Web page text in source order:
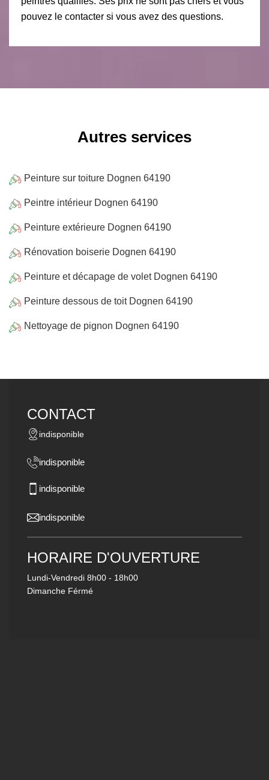
pouvez le contacter si vous avez des questions.
Autres services
Peinture sur toiture Dognen 64190
Peintre intérieur Dognen 64190
Peinture extérieure Dognen 64190
Rénovation boiserie Dognen 64190
Peinture et décapage de volet Dognen 64190
Peinture dessous de toit Dognen 64190
Nettoyage de pignon Dognen 64190
CONTACT
indisponible
indisponible
indisponible
indisponible
HORAIRE D'OUVERTURE
Lundi-Vendredi 8h00 - 18h00
Dimanche Férmé